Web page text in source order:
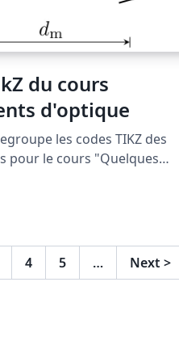
"Audio/Video Connectivity
II Pro and Virtex-4
du cours
d'optique
les codes TIKZ des
pour le cours "Quelques
à la page : http://femto-
4 5 … Next >